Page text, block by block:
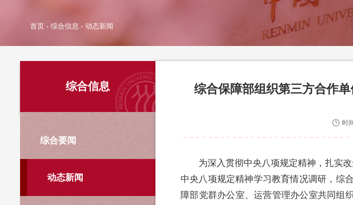
首页 - 综合信息 - 动态新闻
综合信息
综合要闻
动态新闻
综合保障部组织第三方合作
时
为深入贯彻中央八项规定精神，扎实
中央八项规定精神学习教育情况调研，综
障部党群办公室、运营管理办公室共同组